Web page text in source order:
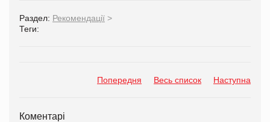
Раздел: Рекомендації >
Теги:
Попередня Весь список Наступна
Коментарі